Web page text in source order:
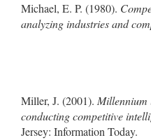
Michael, E. P. (1980).
analyzing industries and
Miller, J. (2001). Millennium
conducting competitive
Jersey: Information Today.